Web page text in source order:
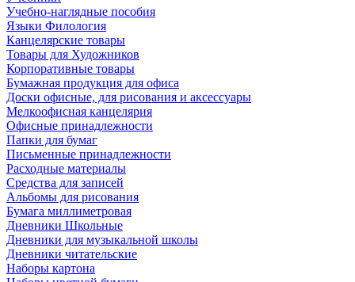
Учебно-наглядные пособия
Языки Филология
Канцелярские товары
Товары для Художников
Корпоративные товары
Бумажная продукция для офиса
Доски офисные, для рисования и аксессуары
Мелкоофисная канцелярия
Офисные принадлежности
Папки для бумаг
Письменные принадлежности
Расходные материалы
Средства для записей
Альбомы для рисования
Бумага миллиметровая
Дневники Школьные
Дневники для музыкальной школы
Дневники читательские
Наборы картона